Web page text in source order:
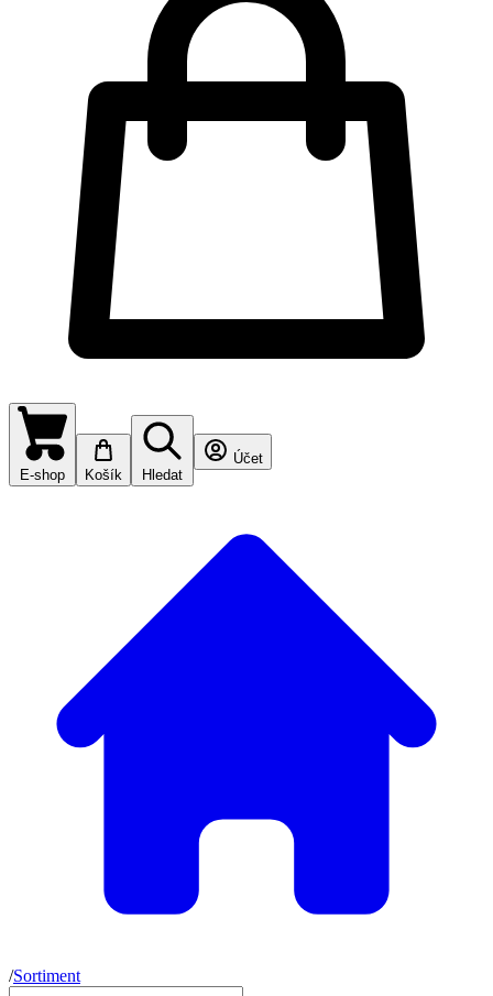
E-shop Košík Hledat
Účet
/Sortiment